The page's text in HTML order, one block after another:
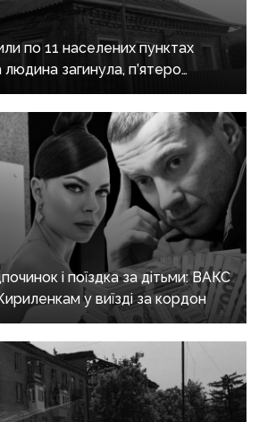
по 11 населених пунктах
загинула, п’ятеро
і поїздка за дітьми: ВАКС
у виїзді за кордон